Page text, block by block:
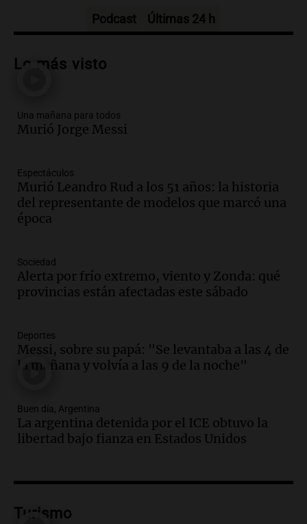
Audio.Messi llegará esta noche a
tras la muerte de su papá
Audio.Ley de Propiedad Privada: el revés
en el Congreso expuso una debilidad
Episodios
Audio.Casabindo se prepara para una
celebración única: 30.000 turistas y el
Episodios
Audio. Borges, abogada de Pourrain:
"Tres hombres se lo llevaron para
Episodios
Audio.Voluntarios limpiaron 9.000
Una mañana para todos
Episodios
Audio.La historia de la servilleta que
contrato de Leo con Barcelona
Episodios
Podcast Últimas 24 h
Lo más visto
Una mañana para todos
Murió Jorge Messi
Espectáculos
Murió Leandro Rud a los 51 años: la historia
del representante de modelos que marcó una
época
Sociedad
Alerta por frío extremo, viento y Zonda: qué
provincias están afectadas este sábado
Deportes
Messi, sobre su papá: "Se levantaba a las 4 de
la mañana y volvía a las 9 de la noche"
Buen día, Argentina
La argentina detenida por el ICE obtuvo la
libertad bajo fianza en Estados Unidos
Turismo